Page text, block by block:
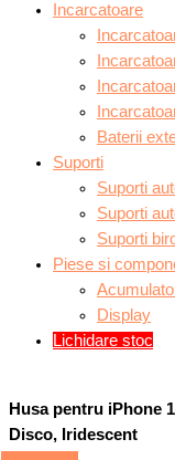
Incarcatoare
Baterii
Suporti
Suporti
Suporti
Suporti
Piese si
Display
Lichidare stoc
Husa pentru iPhone
Disco, Iridescent